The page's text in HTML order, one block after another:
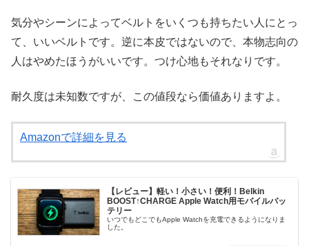
気分やシーンによってベルトをいくつも持ちたい人にとっ
て、いいベルトです。逆に本皮ではないので、本物志向の
人はやめたほうがいいです。つけ心地もそれなりです。
耐久度は未知数ですが、この値段なら価値ありますよ。
Amazonで詳細を見る
【レビュー】軽い！小さい！便利！Belkin
BOOST↑CHARGE Apple Watch用モバイルバッ
テリー
いつでもどこでもApple Watchを充電できるようになりま
した。